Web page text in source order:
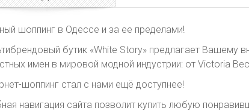
шоппинг в Одессе и за ее пределами!
бутик «White Story» предлагает Вашему
имен в мировой модной индустрии: от Victoria
шоппинг стал с нами ещё доступнее!
навигация сайта позволит купить любую